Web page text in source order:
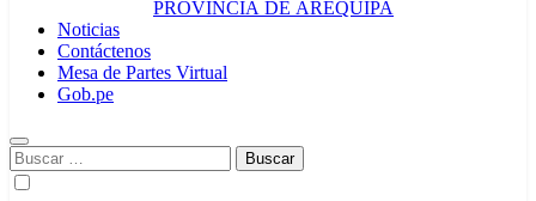
PROVINCIA DE AREQUIPA
Noticias
Contáctenos
Mesa de Partes Virtual
Gob.pe
Buscar: